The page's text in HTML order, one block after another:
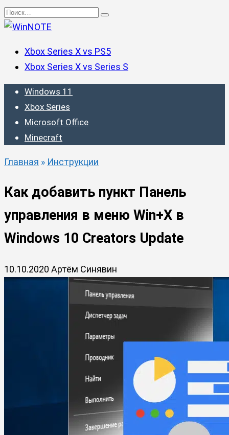
Перейти
к
Search
for:
Xbox Series X vs PS5
Xbox Series X vs Series S
Windows 11
Xbox Series
Microsoft Office
Minecraft
Главная » Инструкции
Как добавить пункт Панель
управления в меню Win+X в
Windows 10 Creators Update
10.10.2020 Артём Синявин